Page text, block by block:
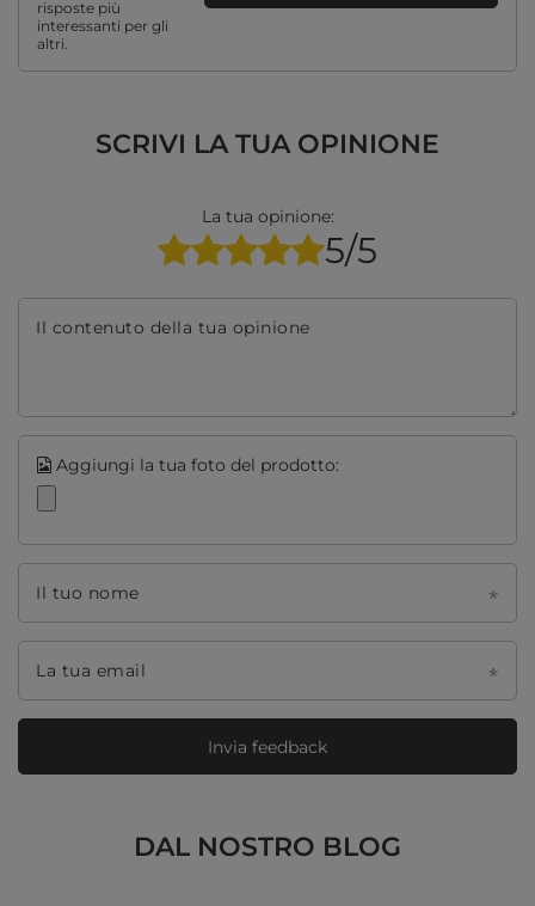
risposte più
interessanti per gli
altri.
SCRIVI LA TUA OPINIONE
La tua opinione:
5/5
Il contenuto della tua opinione
Aggiungi la tua foto del prodotto:
Il tuo nome
La tua email
Invia feedback
DAL NOSTRO BLOG